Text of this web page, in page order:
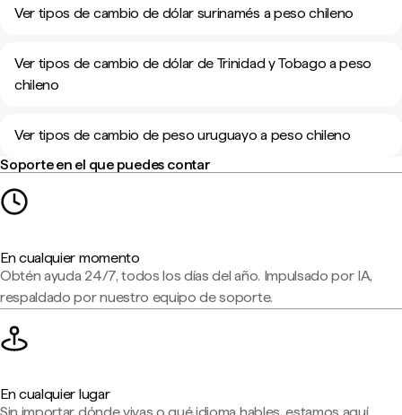
Ver tipos de cambio de dólar surinamés a peso chileno
Ver tipos de cambio de dólar de Trinidad y Tobago a peso
chileno
Ver tipos de cambio de peso uruguayo a peso chileno
Soporte en el que puedes contar
En cualquier momento
Obtén ayuda 24/7, todos los días del año. Impulsado por IA,
respaldado por nuestro equipo de soporte.
En cualquier lugar